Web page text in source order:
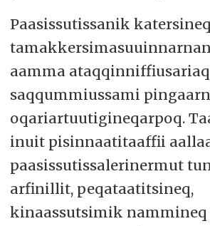
Paasissutissanik katersineq
aamma
saqqummiussami
oqariartuutigineqarpoq.
inuit pisinnaatitaaffii
paasissutissalerinermut
arfinillit, peqataatitsineq,
kinaassutsimik nammineq